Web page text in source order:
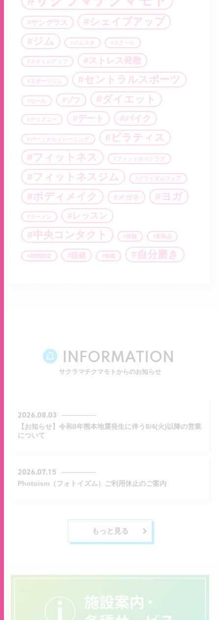
サングラス
シェイプアップ
ジム
ジムスタ スクール
スタイルアップ ストレス発散
スポーツジム セントラルスポーツ
セール ゾフ ダイエット
ディズニー デート バイク
パーソナルトレーニング
ピラティス
フィットネス
フィットネスクラブ
フィットネスジム ブライダルフェア
ボディメイク メガネ ヨガ
ラーメン レッスン
中央コンタクト 体験 新商品
期間限定 眼鏡 移籍 自分磨き
INFORMATION
サクラマチクマモトからのお知らせ
2026.08.03
【お知らせ】令和8年熊本地震発生に伴う8/4(火)以降の営業
について
2026.07.15
Photoism（フォトイズム）ご利用休止のご案内
もっと見る